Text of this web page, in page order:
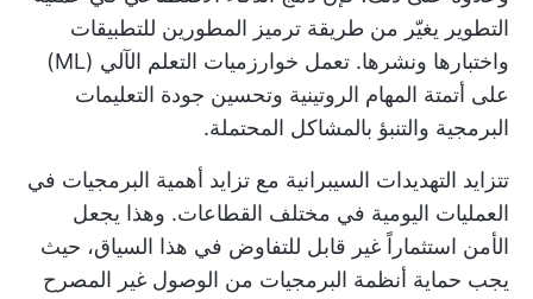
التطوير يغيّر من طريقة ترميز المطورين للتطبيقات
واختبارها ونشرها. تعمل خوارزميات التعلم الآلي (ML)
على أتمتة المهام الروتينية وتحسين جودة التعليمات
البرمجية والتنبؤ بالمشاكل المحتملة.
تتزايد التهديدات السيبرانية مع تزايد أهمية البرمجيات في
العمليات اليومية في مختلف القطاعات. وهذا يجعل
الأمن استثماراً غير قابل للتفاوض في هذا السياق، حيث
يجب حماية أنظمة البرمجيات من الوصول غير المصرح